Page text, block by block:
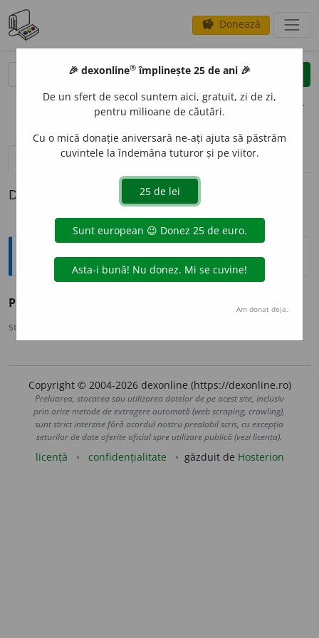
savings Donează
clear
opțiuni
definiții (1)
Definiția cu ID-ul 201752:
Sinonime
POLOG
sursa:
Copyright © 2004-2026 dexonline (https://dexonline.ro)
Preluarea, stocarea sau utilizarea datelor de pe acest site, inclusiv
prin orice metode de extragere automată (web scraping, crawling),
sunt strict interzise fără acordul nostru prealabil scris, cu excepția
seturilor de date oferite oficial spre utilizare publică (vezi licența).
licență confidențialitate găzduit de Hosterion
🎉 dexonline® împlinește 25 de ani 🎉
De un sfert de secol suntem aici, gratuit, zi de zi,
pentru milioane de căutări.
Cu o mică donație aniversară ne-ați ajuta să păstrăm
cuvintele la îndemâna tuturor și pe viitor.
Am donat deja.